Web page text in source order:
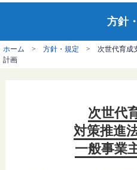
方針
ホーム > 方針・規定 > 次世代育成
計画
次世代
対策推進
一般事業